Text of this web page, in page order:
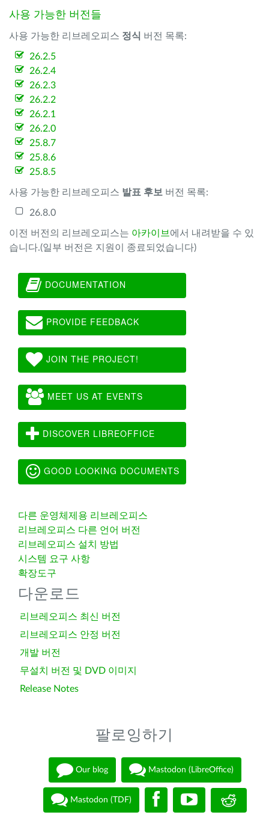
사용 가능한 버전들
사용 가능한 리브레오피스 정식 버전 목록:
26.2.5
26.2.4
26.2.3
26.2.2
26.2.1
26.2.0
25.8.7
25.8.6
25.8.5
사용 가능한 리브레오피스 발표 후보 버전 목록:
26.8.0
이전 버전의 리브레오피스는 아카이브 에서 내려받을 수 있
습니다.(일부 버전은 지원이 종료되었습니다)
DOCUMENTATION
PROVIDE FEEDBACK
JOIN THE PROJECT!
MEET US AT EVENTS
DISCOVER LIBREOFFICE
GOOD LOOKING DOCUMENTS
다른 운영체제용 리브레오피스
리브레오피스 다른 언어 버전
리브레오피스 설치 방법
시스템 요구 사항
확장도구
다운로드
리브레오피스 최신 버전
리브레오피스 안정 버전
개발 버전
무설치 버전 및 DVD 이미지
Release Notes
팔로잉하기
Our blog Mastodon (LibreOffice)
Mastodon (TDF)